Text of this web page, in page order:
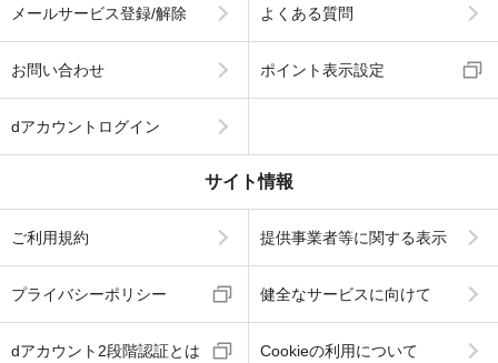
メールサービス登録/解除 よくある質問
お問い合わせ ポイント表示設定
dアカウントログイン
サイト情報
ご利用規約 提供事業者等に関する表示
プライバシーポリシー 健全なサービスに向けて
dアカウント2段階認証とは Cookieの利用について